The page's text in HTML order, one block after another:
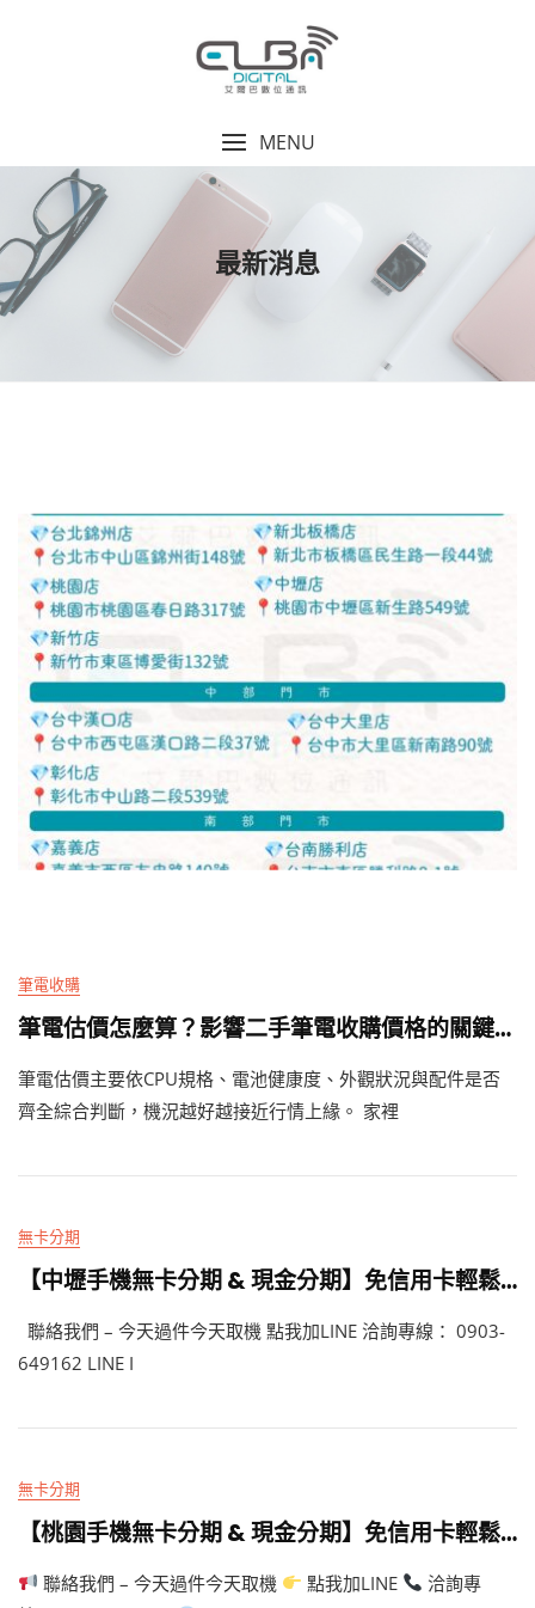
MENU
最新消息
新
消
息
筆電收購
筆電估價怎麼算？影響二手筆電收購價格的關鍵因素
筆電估價主要依CPU規格、電池健康度、外觀狀況與配件是否
齊全綜合判斷，機況越好越接近行情上緣。 家裡
無卡分期
【中壢手機無卡分期 & 現金分期】免信用卡輕鬆買 iPhone，今天過件今天取機！ – 艾爾巴通訊
聯絡我們 – 今天過件今天取機 點我加LINE 洽詢專線： 0903-
649162 LINE I
無卡分期
【桃園手機無卡分期 & 現金分期】免信用卡輕鬆買 iPhone，今天過件今天取機！ – 艾爾巴通訊
聯絡我們 – 今天過件今天取機 點我加LINE
洽詢專